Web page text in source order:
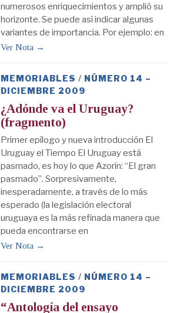
numerosos enriquecimientos y amplió su
horizonte. Se puede así indicar algunas
variantes de importancia. Por ejemplo: en
Ver Nota →
MEMORIABLES / NÚMERO 14 –
DICIEMBRE 2009
¿Adónde va el Uruguay?
(fragmento)
Primer epílogo y nueva introducción El
Uruguay el Tiempo El Uruguay está
pasmado, es hoy lo que Azorín: “El gran
pasmado”. Sorpresivamente,
inesperadamente, a través de lo más
esperado (la legislación electoral
uruguaya es la más refinada manera que
pueda encontrarse en
Ver Nota →
MEMORIABLES / NÚMERO 14 –
DICIEMBRE 2009
“Antología del ensayo